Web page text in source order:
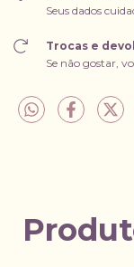
Seus dados
Trocas e
Se não gostar,